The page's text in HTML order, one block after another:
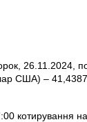
26.11.2024,
США) –
котирування